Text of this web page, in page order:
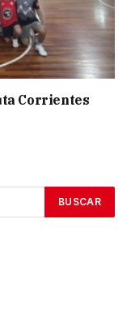
Corrientes